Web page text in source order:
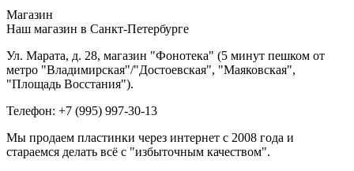
Магазин
Наш магазин в Санкт-Петербурге
Ул. Марата, д. 28, магазин "Фонотека" (5 минут пешком от
метро "Владимирская"/"Достоевская", "Маяковская",
"Площадь Восстания").
Телефон: +7 (995) 997-30-13
Мы продаем пластинки через интернет c 2008 года и
стараемся делать всё с "избыточным качеством".